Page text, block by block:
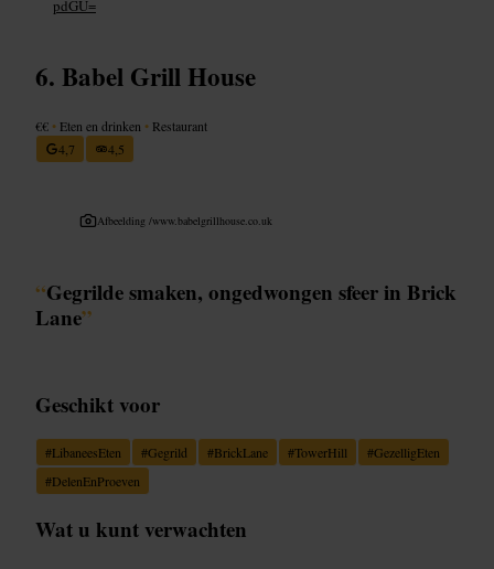
pdGU=
Babel Grill House
€€ • Eten en drinken • Restaurant
4,7
4,5
Afbeelding /www.babelgrillhouse.co.uk
“Gegrilde smaken, ongedwongen sfeer in Brick
Lane”
Geschikt voor
#LibaneesEten #Gegrild #BrickLane #TowerHill #GezelligEten
#DelenEnProeven
Wat u kunt verwachten